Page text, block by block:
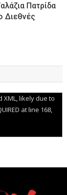
Πατρίδα
Διεθνές
likely due to
at line 168,